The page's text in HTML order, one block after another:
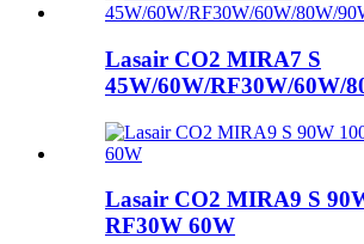
Lasair CO2 MIRA7 S
45W/60W/RF30W/60W/
Lasair CO2 MIRA9 S
RF30W 60W